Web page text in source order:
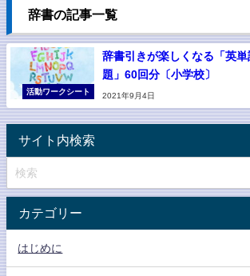
辞書の記事一覧
活動ワークシート
辞書引きが楽しくなる「英
題」60回分〔小学校〕
2021年9月4日
サイト内検索
カテゴリー
はじめに